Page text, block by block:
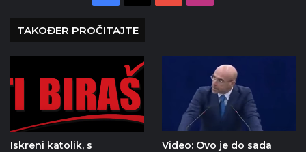
TAKOĐER PROČITAJTE
Iskreni katolik, s
Video: Ovo je do sada